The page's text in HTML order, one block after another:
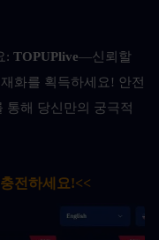
: TOPUPlive—신뢰할
화를 획득하세요! 안전
통해 당신만의 궁극적
전하세요!<<